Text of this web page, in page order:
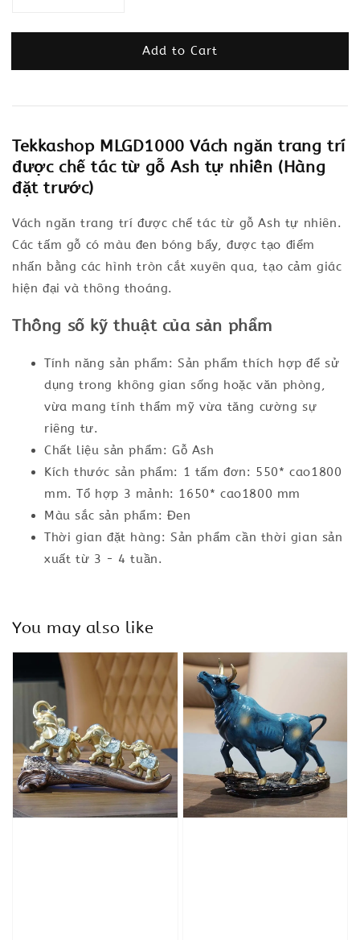
Add to Cart
Tekkashop MLGD1000 Vách ngăn trang trí
được chế tác từ gỗ Ash tự nhiên (Hàng
đặt trước)
Vách ngăn trang trí được chế tác từ gỗ Ash tự nhiên.
Các tấm gỗ có màu đen bóng bẩy, được tạo điểm
nhấn bằng các hình tròn cắt xuyên qua, tạo cảm giác
hiện đại và thông thoáng.
Thông số kỹ thuật của sản phẩm
Tính năng sản phẩm: Sản phẩm thích hợp để sử
dụng trong không gian sống hoặc văn phòng,
vừa mang tính thẩm mỹ vừa tăng cường sự
riêng tư.
Chất liệu sản phẩm: Gỗ Ash
Kích thước sản phẩm: 1 tấm đơn: 550* cao1800
mm. Tổ hợp 3 mảnh: 1650* cao1800 mm
Màu sắc sản phẩm: Đen
Thời gian đặt hàng: Sản phẩm cần thời gian sản
xuất từ 3 - 4 tuần.
You may also like